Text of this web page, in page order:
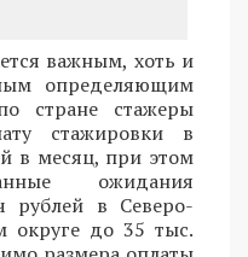
важным, хоть и
определяющим
стране стажеры
стажировки в
в месяц, при этом
ожидания
рублей в Северо-
округе до 35 тыс.